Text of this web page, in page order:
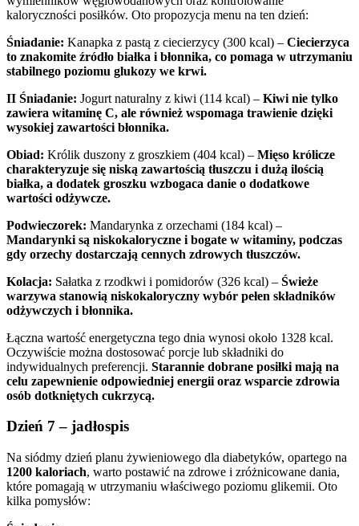
kaloryczności posiłków. Oto propozycja menu na ten dzień:
Śniadanie: Kanapka z pastą z ciecierzycy (300 kcal) – Ciecierzyca
to znakomite źródło białka i błonnika, co pomaga w utrzymaniu
stabilnego poziomu glukozy we krwi.
II Śniadanie: Jogurt naturalny z kiwi (114 kcal) – Kiwi nie tylko
zawiera witaminę C, ale również wspomaga trawienie dzięki
wysokiej zawartości błonnika.
Obiad: Królik duszony z groszkiem (404 kcal) – Mięso królicze
charakteryzuje się niską zawartością tłuszczu i dużą ilością
białka, a dodatek groszku wzbogaca danie o dodatkowe
wartości odżywcze.
Podwieczorek: Mandarynka z orzechami (184 kcal) –
Mandarynki są niskokaloryczne i bogate w witaminy, podczas
gdy orzechy dostarczają cennych zdrowych tłuszczów.
Kolacja: Sałatka z rzodkwi i pomidorów (326 kcal) – Świeże
warzywa stanowią niskokaloryczny wybór pełen składników
odżywczych i błonnika.
Łączna wartość energetyczna tego dnia wynosi około 1328 kcal.
Oczywiście można dostosować porcje lub składniki do
indywidualnych preferencji. Starannie dobrane posiłki mają na
celu zapewnienie odpowiedniej energii oraz wsparcie zdrowia
osób dotkniętych cukrzycą.
Dzień 7 – jadłospis
Na siódmy dzień planu żywieniowego dla diabetyków, opartego na
1200 kaloriach, warto postawić na zdrowe i zróżnicowane dania,
które pomagają w utrzymaniu właściwego poziomu glikemii. Oto
kilka pomysłów: